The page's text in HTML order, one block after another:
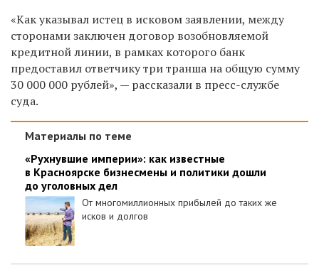
«Как указывал истец в исковом заявлении, между
сторонами заключен договор возобновляемой
кредитной линии, в рамках которого банк
предоставил ответчику три транша на общую сумму
30 000 000 рублей», — рассказали в пресс-службе
суда.
Материалы по теме
«Рухнувшие империи»: как известные
в Красноярске бизнесмены и политики дошли
до уголовных дел
От многомиллионных прибылей до таких же
исков и долгов